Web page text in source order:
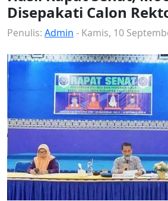
Disepakati Calon
Penulis: Admin - Kamis, 10